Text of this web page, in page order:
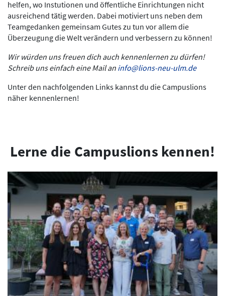
helfen, wo Instutionen und öffentliche Einrichtungen nicht
ausreichend tätig werden. Dabei motiviert uns neben dem
Teamgedanken gemeinsam Gutes zu tun vor allem die
Überzeugung die Welt verändern und verbessern zu können!
Wir würden uns freuen dich auch kennenlernen zu dürfen!
Schreib uns einfach eine Mail an info@lions-neu-ulm.de
Unter den nachfolgenden Links kannst du die Campuslions
näher kennenlernen!
Lerne die Campuslions kennen!